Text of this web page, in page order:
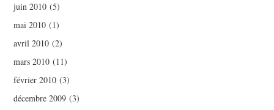
juin 2010 (5)
mai 2010 (1)
avril 2010 (2)
mars 2010 (11)
février 2010 (3)
décembre 2009 (3)